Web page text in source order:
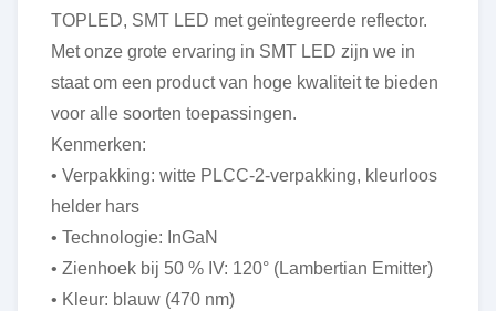
TOPLED, SMT LED met geïntegreerde reflector.
Met onze grote ervaring in SMT LED zijn we in
staat om een product van hoge kwaliteit te bieden
voor alle soorten toepassingen.
Kenmerken:
• Verpakking: witte PLCC-2-verpakking, kleurloos
helder hars
• Technologie: InGaN
• Zienhoek bij 50 % IV: 120° (Lambertian Emitter)
• Kleur: blauw (470 nm)